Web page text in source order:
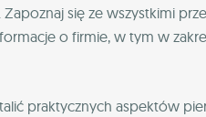
się ze wszystkimi
o firmie, w tym w
praktycznych aspektów